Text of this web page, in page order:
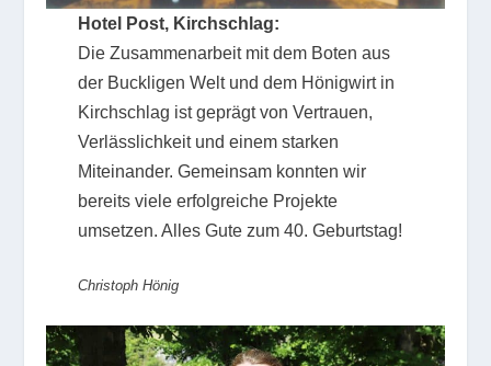
Hotel Post, Kirchschlag:
Die Zusammenarbeit mit dem Boten aus
der Buckligen Welt und dem Hönigwirt in
Kirchschlag ist geprägt von Vertrauen,
Verlässlichkeit und einem starken
Miteinander. Gemeinsam konnten wir
bereits viele erfolgreiche Projekte
umsetzen. Alles Gute zum 40. Geburtstag!
Christoph Hönig